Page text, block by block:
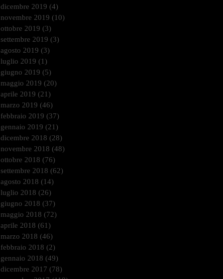
dicembre 2019 (4)
novembre 2019 (10)
ottobre 2019 (3)
settembre 2019 (3)
agosto 2019 (3)
luglio 2019 (1)
giugno 2019 (5)
maggio 2019 (20)
aprile 2019 (21)
marzo 2019 (46)
febbraio 2019 (37)
gennaio 2019 (21)
dicembre 2018 (28)
novembre 2018 (48)
ottobre 2018 (76)
settembre 2018 (62)
agosto 2018 (14)
luglio 2018 (26)
giugno 2018 (37)
maggio 2018 (72)
aprile 2018 (61)
marzo 2018 (46)
febbraio 2018 (2)
gennaio 2018 (49)
dicembre 2017 (78)